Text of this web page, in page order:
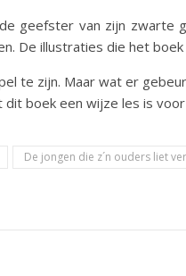
geefster van zijn zwarte
De illustraties die het
te zijn. Maar wat er
boek een wijze les is
De jongen die z´n ouders liet